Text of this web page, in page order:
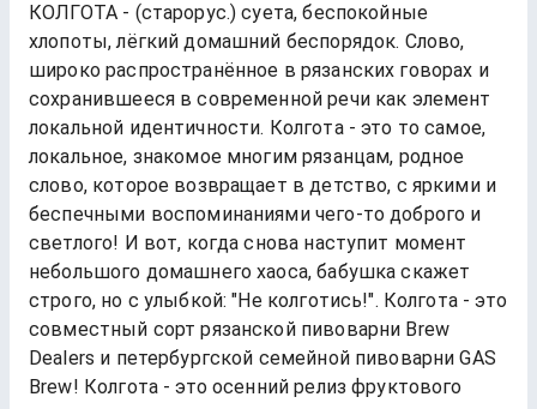
КОЛГОТА‌ - (старорус.) суета, беспокойные
хлопоты, лёгкий домашний беспорядок. Слово,
широко распространённое в рязанских говорах и
сохранившееся в современной речи как элемент
локальной идентичности. Колгота‌ - это то самое,
локальное, знакомое многим рязанцам, родное
слово, которое возвращает в детство, с яркими и
беспечными воспоминаниями чего-то доброго и
светлого! И вот, когда снова наступит момент
небольшого домашнего хаоса, бабушка скажет
строго, но с улыбкой: "Не колготись!". Колгота‌ - это
совместный сорт рязанской пивоварни Brew
Dealers и петербургской семейной пивоварни GAS
Brew! Колгота - это осенний релиз фруктового